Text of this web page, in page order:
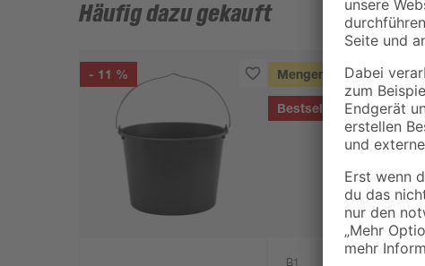
Häufig dazu gekauft
- 11 % Mengenrabatt
Bestseller
B1